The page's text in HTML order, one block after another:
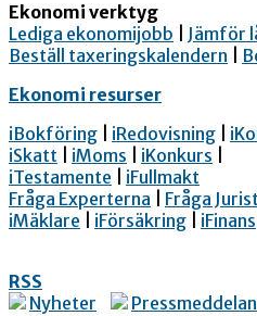
Ekonomi verktyg
Lediga ekonomijobb
Jämför
Beställ taxeringskalendern
Ekonomi resurser
iBokföring
iRedovisning
iSkatt
iMoms iKonkurs
iTestamente
iFullmakt
Fråga Experterna
Fråga
iMäklare
iFörsäkring iFinans
RSS
Nyheter